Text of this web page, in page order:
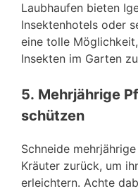
Laubhaufen bieten
Insektenhotels oder
eine tolle
Insekten im Garten
5. Mehrjährige
schützen
Schneide
Kräuter zurück, um
erleichtern. Achte